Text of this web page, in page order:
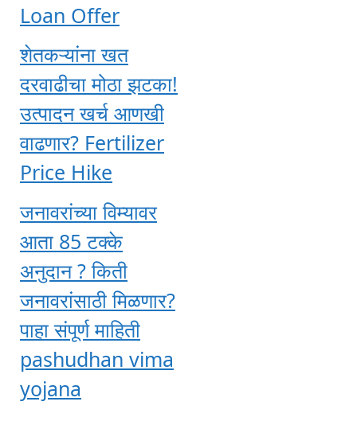
Loan Offer
शेतकऱ्यांना खत
दरवाढीचा मोठा झटका!
उत्पादन खर्च आणखी
वाढणार? Fertilizer
Price Hike
जनावरांच्या विम्यावर
आता 85 टक्के
अनुदान ? किती
जनावरांसाठी मिळणार?
पाहा संपूर्ण माहिती
pashudhan vima
yojana